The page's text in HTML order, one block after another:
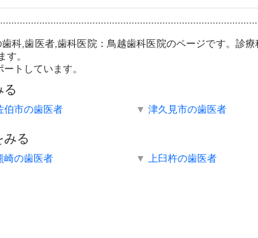
科,歯医者,歯科医院：鳥越歯科医院のページです。診
。
トしています。
る
伯市の歯医者 ▼ 津久見市の歯医者
みる
崎の歯医者 ▼ 上臼杵の歯医者